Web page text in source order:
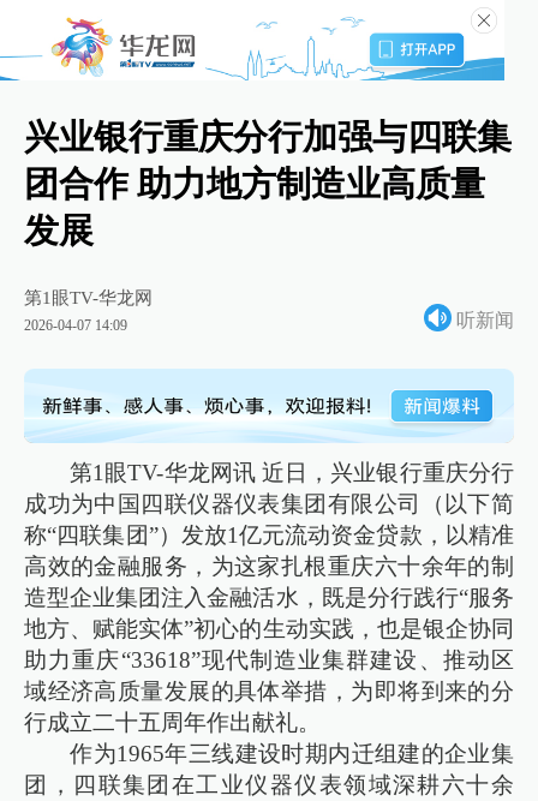
兴业银行重庆分行加强与四联集
团合作 助力地方制造业高质量
发展
第1眼TV-华龙网
2026-04-07 14:09 听新闻
第1眼TV-华龙网讯 近日，兴业银行重庆分行
成功为中国四联仪器仪表集团有限公司（以下简
称“四联集团”）发放1亿元流动资金贷款，以精准
高效的金融服务，为这家扎根重庆六十余年的制
造型企业集团注入金融活水，既是分行践行“服务
地方、赋能实体”初心的生动实践，也是银企协同
助力重庆“33618”现代制造业集群建设、推动区
域经济高质量发展的具体举措，为即将到来的分
行成立二十五周年作出献礼。
作为1965年三线建设时期内迁组建的企业集
团，四联集团在工业仪器仪表领域深耕六十余